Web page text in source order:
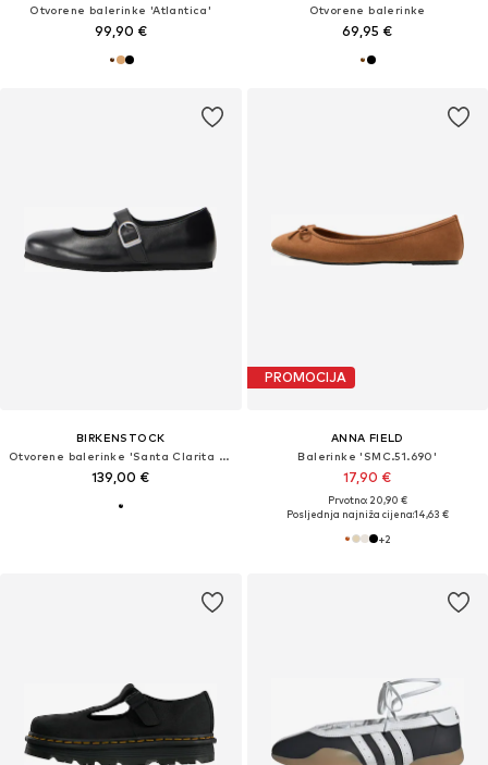
Otvorene balerinke 'Atlantica'
99,90 €
Otvorene balerinke
69,95 €
BIRKENSTOCK
Otvorene balerinke 'Santa Clarita LENA'
139,00 €
PROMOCIJA
ANNA FIELD
Balerinke 'SMC.51.690'
17,90 €
Prvotno: 20,90 €
Posljednja najniža cijena:14,63 €
+2